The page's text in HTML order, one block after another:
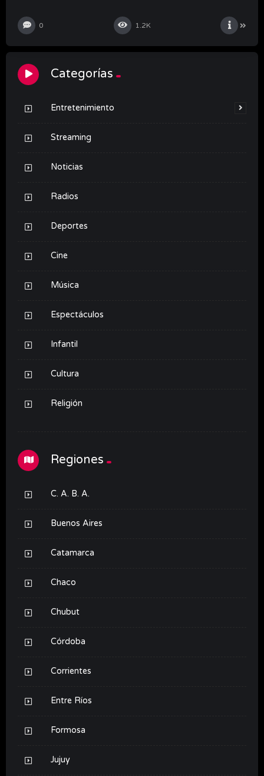
0 1.2K
Categorías
Entretenimiento
Streaming
Noticias
Radios
Deportes
Cine
Música
Espectáculos
Infantil
Cultura
Religión
Regiones
C. A. B. A.
Buenos Aires
Catamarca
Chaco
Chubut
Córdoba
Corrientes
Entre Ríos
Formosa
Jujuy